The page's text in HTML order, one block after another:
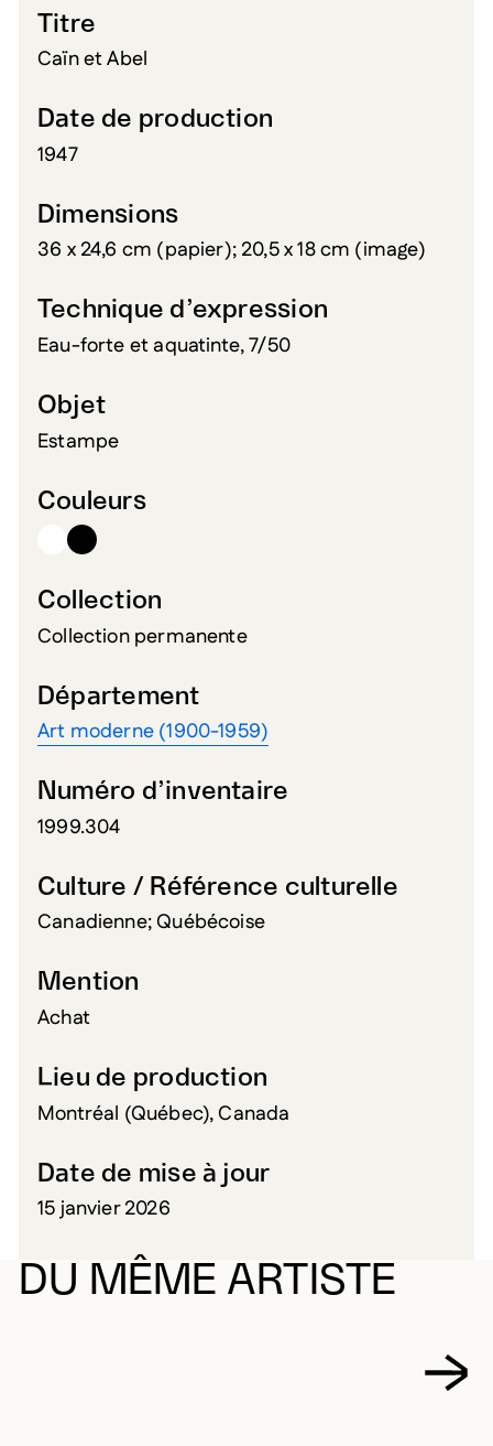
Titre
Caïn et Abel
Date de production
1947
Dimensions
36 x 24,6 cm (papier); 20,5 x 18 cm (image)
Technique d’expression
Eau-forte et aquatinte, 7/50
Objet
Estampe
Couleurs
Collection
Collection permanente
Département
Art moderne (1900-1959)
Numéro d’inventaire
1999.304
Culture / Référence culturelle
Canadienne; Québécoise
Mention
Achat
Lieu de production
Montréal (Québec), Canada
Date de mise à jour
15 janvier 2026
DU MÊME ARTISTE